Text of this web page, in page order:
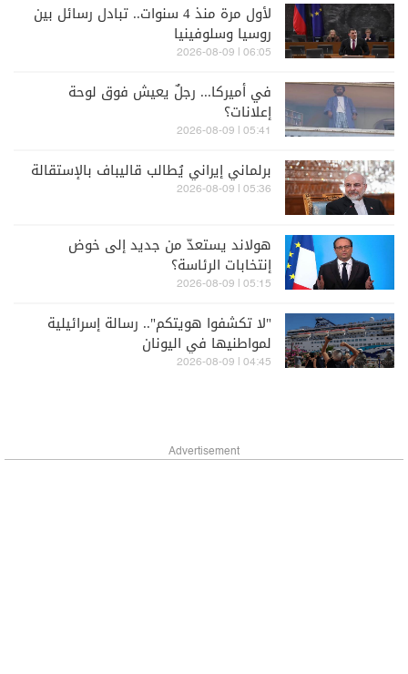
لأول مرة منذ 4 سنوات.. تبادل رسائل بين
روسيا وسلوفينيا
06:05 | 2026-08-09
في أميركا... رجلٌ يعيش فوق لوحة
إعلانات؟
05:41 | 2026-08-09
برلماني إيراني يُطالب قاليباف بالإستقالة
05:36 | 2026-08-09
هولاند يستعدّ من جديد إلى خوض
إنتخابات الرئاسة؟
05:15 | 2026-08-09
"لا تكشفوا هويتكم".. رسالة إسرائيلية
لمواطنيها في اليونان
04:45 | 2026-08-09
Advertisement